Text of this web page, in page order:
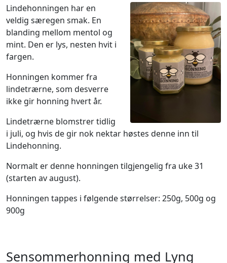
Lindehonningen har en
veldig særegen smak. En
blanding mellom mentol og
mint. Den er lys, nesten hvit i
fargen.
Honningen kommer fra
lindetrærne, som desverre
ikke gir honning hvert år.
Lindetrærne blomstrer tidlig
i juli, og hvis de gir nok nektar høstes denne inn til
Lindehonning.
Normalt er denne honningen tilgjengelig fra uke 31
(starten av august).
Honningen tappes i følgende størrelser: 250g, 500g og
900g
Sensommerhonning med Lyng